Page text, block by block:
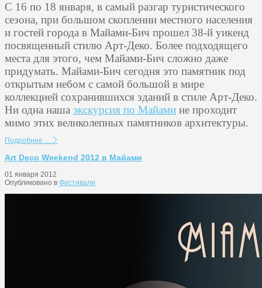
С 16 по 18 января, в самый разгар туристического
сезона, при большом скоплении местного населения
и гостей города в Майами-Бич прошел 38-й уикенд
посвященный стилю Арт-Деко. Более подходящего
места для этого, чем Майами-Бич сложно даже
придумать. Майами-Бич сегодня это памятник под
открытым небом с самой большой в мире
коллекцией сохранившихся зданий в стиле Арт-Деко.
Ни одна наша экскурсия по Майами не проходит
мимо этих великолепных памятников архитектуры.
Подробнее ...
Art Deco Weekend 2012 в Майами
01 января 2012
Опубликовано в Фестивали